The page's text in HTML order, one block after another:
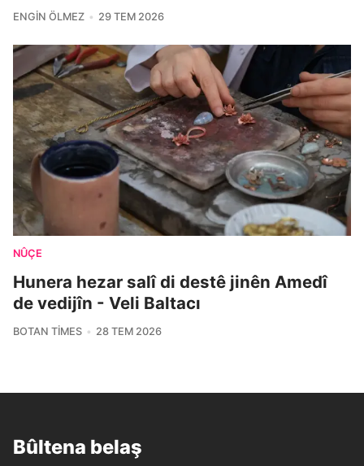
ENGIN ÖLMEZ 29 TEM 2026
NÛÇE
Hunera hezar salî di destê jinên Amedî
de vedijîn - Veli Baltacı
BOTAN TIMES 28 TEM 2026
Bûltena belaş